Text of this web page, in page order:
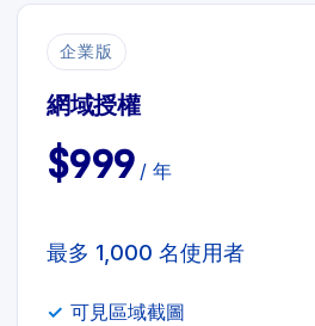
企業版
網域授權
$999 / 年
最多 1,000 名使用者
可見區域截圖